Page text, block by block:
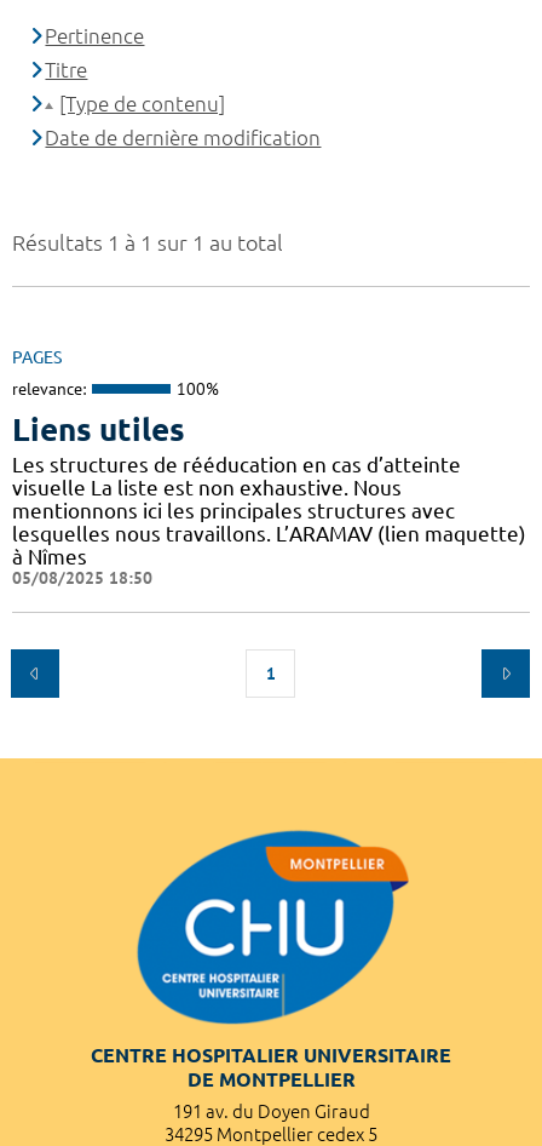
Résultats 1 à 1 sur 1 au total
PAGES
relevance: 100%
Liens utiles
Les structures de rééducation en cas d’atteinte
visuelle La liste est non exhaustive. Nous
mentionnons ici les principales structures avec
lesquelles nous travaillons. L’ARAMAV (lien maquette)
à Nîmes
05/08/2025 18:50
1
Pertinence
Titre
[Type de contenu]
Date de dernière modification
CENTRE HOSPITALIER UNIVERSITAIRE
DE MONTPELLIER
191 av. du Doyen Giraud
34295 Montpellier cedex 5